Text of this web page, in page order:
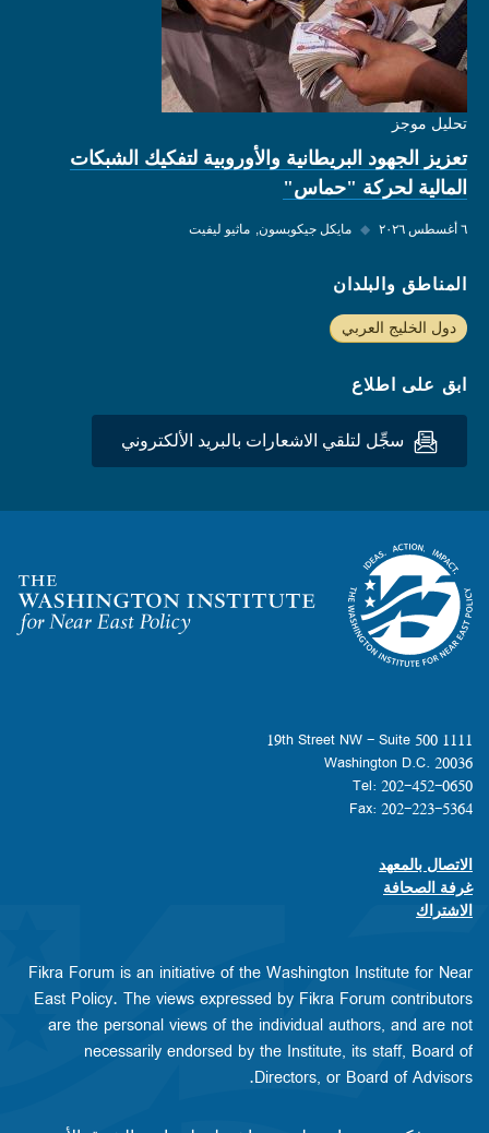
تحليل موجز
تعزيز الجهود البريطانية والأوروبية لتفكيك الشبكات
المالية لحركة "حماس"
٦ أغسطس ٢٠٢٦ ◆ مايكل جيكوبسون ماثيو ليفيت
المناطق والبلدان
دول الخليج العربي
ابق على اطلاع
سجِّل لتلقي الاشعارات بالبريد الألكتروني
Homepage
1111 19th Street NW - Suite 500
Washington D.C. 20036
Tel: 202-452-0650
Fax: 202-223-5364
Footer contact links
الاتصال بالمعهد
غرفة الصحافة
الاشتراك
Fikra Forum is an initiative of the Washington Institute for Near
East Policy. The views expressed by Fikra Forum contributors
are the personal views of the individual authors, and are not
necessarily endorsed by the Institute, its staff, Board of
Directors, or Board of Advisors.​​